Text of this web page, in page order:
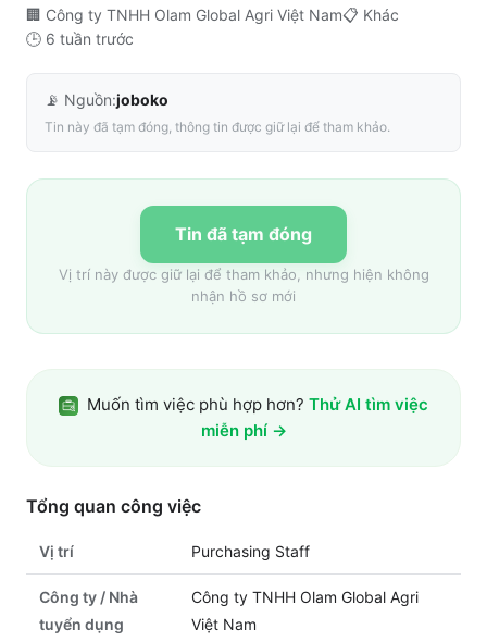
🏢 Công ty TNHH Olam Global Agri Việt Nam📋 Khác
🕒 6 tuần trước
📡 Nguồn:joboko
Tin này đã tạm đóng, thông tin được giữ lại để tham khảo.
Tin đã tạm đóng
Vị trí này được giữ lại để tham khảo, nhưng hiện không
nhận hồ sơ mới
Muốn tìm việc phù hợp hơn? Thử AI tìm việc
miễn phí →
Tổng quan công việc
Vị trí Purchasing Staff
Công ty / Nhà
tuyển dụng
Công ty TNHH Olam Global Agri
Việt Nam